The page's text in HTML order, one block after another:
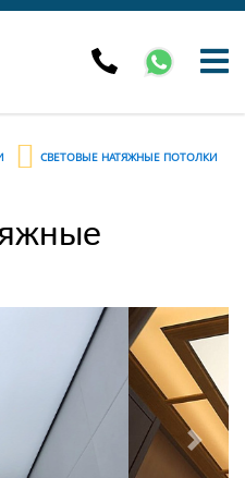
СВЕТОВЫЕ НАТЯЖНЫЕ ПОТОЛКИ
Next